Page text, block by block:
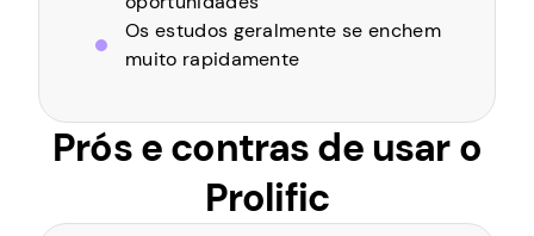
Os estudos geralmente se enchem
muito rapidamente
Prós e contras de usar o
Prolific